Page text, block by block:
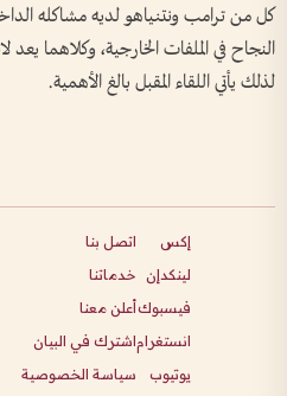
كل من ترامب ونتنياهو لديه مشاكله
النجاح في الملفات الخارجية، وكلاهما
لذلك يأتي اللقاء المقبل بالغ الأهمية.
إكس
لينكدإن
فيسبوك
انستغرام
يوتيوب
اتصل بنا
خدماتنا
أعلن معنا
اشترك في البيان
سياسة الخصوصية